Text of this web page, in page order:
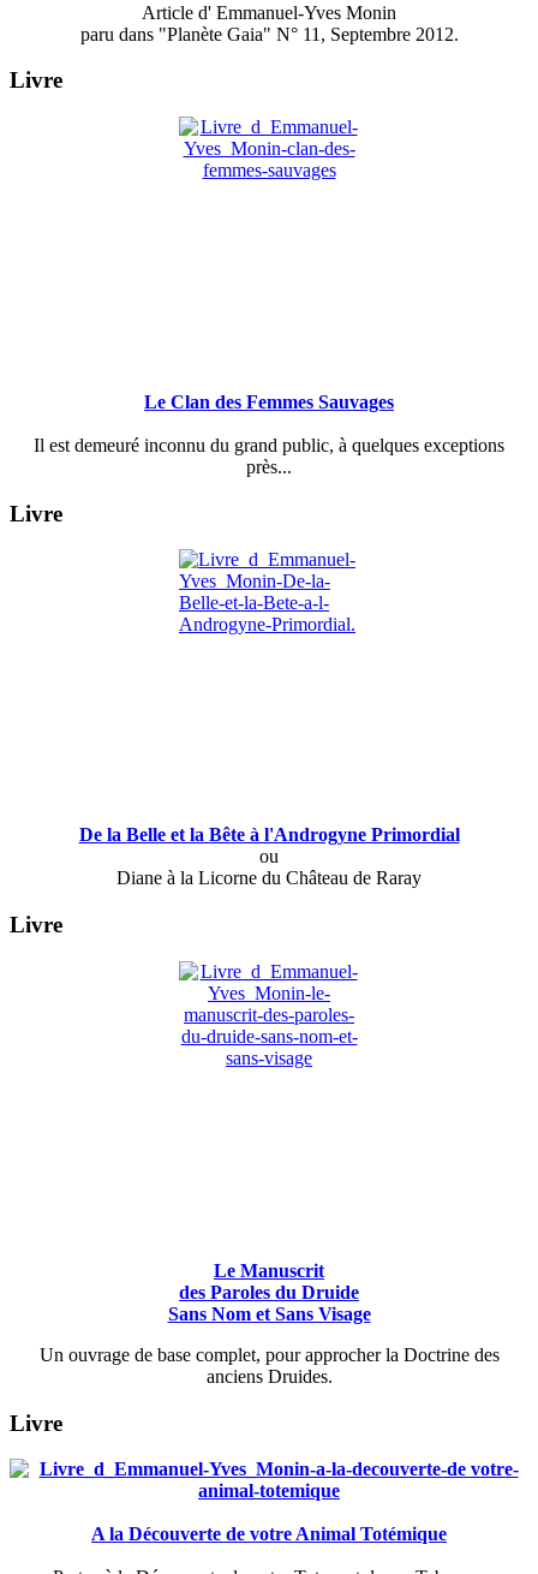
Article d' Emmanuel-Yves Monin
paru dans "Planète Gaia" N° 11, Septembre 2012.
Livre
Le Clan des Femmes Sauvages
Il est demeuré inconnu du grand public, à quelques exceptions
près...
Livre
De la Belle et la Bête à l'Androgyne Primordial
ou
Diane à la Licorne du Château de Raray
Livre
Le Manuscrit
des Paroles du Druide
Sans Nom et Sans Visage
Un ouvrage de base complet, pour approcher la Doctrine des
anciens Druides.
Livre
A la Découverte de votre Animal Totémique